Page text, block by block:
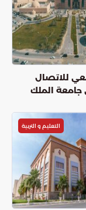
للاتصال
جامعة الملك
التعليم و التربية